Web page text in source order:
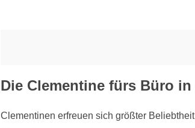
Die Clementine fürs Büro
Clementinen erfreuen sich größter